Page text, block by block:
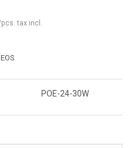
tax incl.
POE-24-30W